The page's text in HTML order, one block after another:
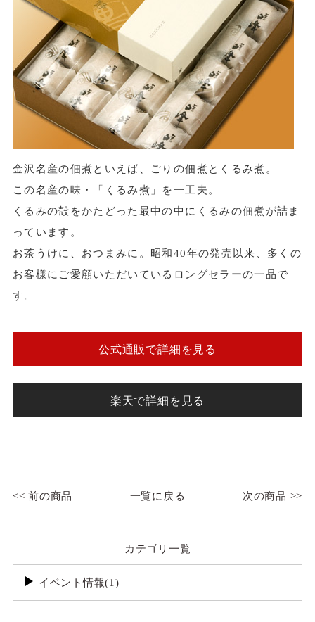
金沢名産の佃煮といえば、ごりの佃煮とくるみ煮。
この名産の味・「くるみ煮」を一工夫。
くるみの殻をかたどった最中の中にくるみの佃煮が詰ま
っています。
お茶うけに、おつまみに。昭和40年の発売以来、多くの
お客様にご愛顧いただいているロングセラーの一品で
す。
公式通販で詳細を見る
楽天で詳細を見る
<< 前の商品 一覧に戻る 次の商品 >>
カテゴリ一覧
イベント情報(1)